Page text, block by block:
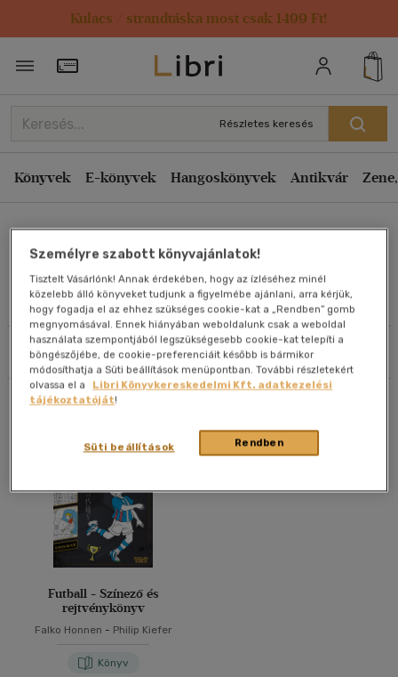
Kulacs / strandtáska most csak 1499 Ft!
Törzsvásárlói Kártya adatai
Részletes keresés
Könyvek E-könyvek Hangoskönyvek Antikvár
Philip Kiefer
Művei
Szűrés Rendezés
Rendezés
Kiadás éve szerint csökkenő
Ár szerint csökkenő
Eladott darabszám szerint csökkenő
Eladott darabszám szerint növekvő
Cím szerint A-Z
Szerző szerint A-Z
Megjelenítés
20 db / oldal
Alkalmaz
Futball - Színező és
rejtvénykönyv
Falko Honnen - Philip Kiefer
Könyv
Személyre szabott könyvajánlatok!
Tisztelt Vásárlónk! Annak érdekében, hogy az ízléséhez minél
közelebb álló könyveket tudjunk a figyelmébe ajánlani, arra kérjük,
hogy fogadja el az ehhez szükséges cookie-kat a „Rendben” gomb
megnyomásával. Ennek hiányában weboldalunk csak a weboldal
használata szempontjából legszükségesebb cookie-kat telepíti a
böngészőjébe, de cookie-preferenciáit később is bármikor
módosíthatja a Süti beállítások menüpontban. További részletekért
olvassa el a
Libri Könyvkereskedelmi Kft. adatkezelési
tájékoztatóját!
Rendben
Süti beállítások